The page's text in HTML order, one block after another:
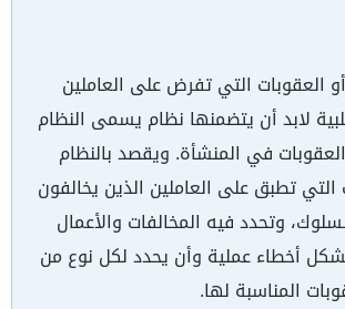
العقوبات التي تفرض على العاملين
لابد أن يتضمنها نظام يسمى النظام
في المنشأة. ويقصد بالنظام
التي تطبق على العاملين الذين يخالفون
وتحدد فيه المخالفات والأعمال
أخطاء عملية وأن يحدد لكل نوع من
المناسبة لها.